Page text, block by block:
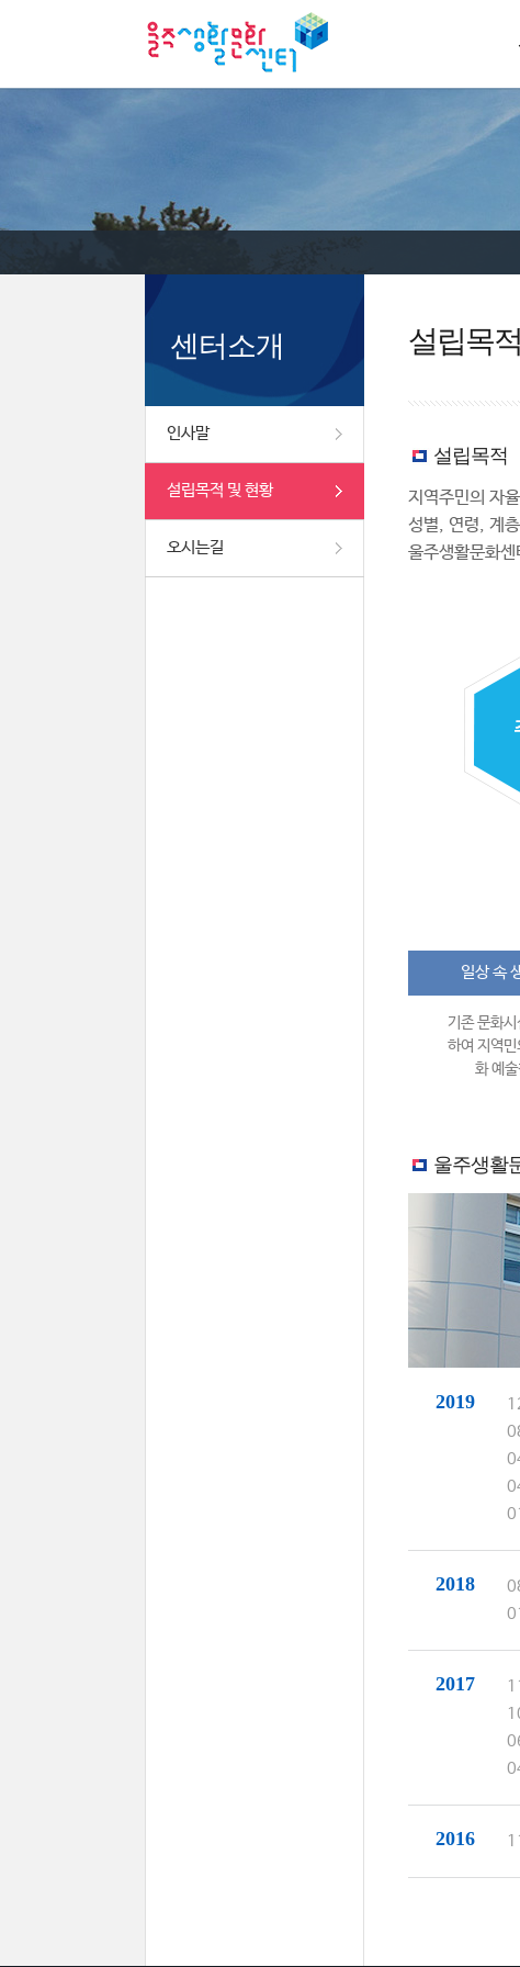
센터소개
인사말
설립목적 및 현황
오시는길
설립목
설립목적
지역주민의 자
성별, 연령, 계
울주생활문화
일상 속
기존 문화
하여 지역
화 예
울주생활
2019
2018
2017
2016